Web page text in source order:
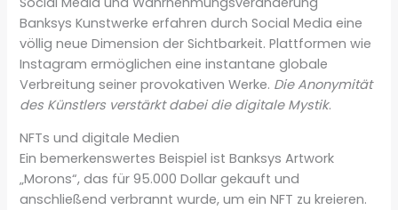
Banksys Kunstwerke erfahren durch Social Media eine
völlig neue Dimension der Sichtbarkeit. Plattformen wie
Instagram ermöglichen eine instantane globale
Verbreitung seiner provokativen Werke. Die Anonymität
des Künstlers verstärkt dabei die digitale Mystik.
NFTs und digitale Medien
Ein bemerkenswertes Beispiel ist Banksys Artwork
„Morons“, das für 95.000 Dollar gekauft und
anschließend verbrannt wurde, um ein NFT zu kreieren.